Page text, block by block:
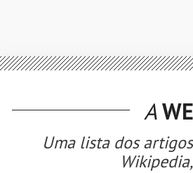
A
Uma lista dos